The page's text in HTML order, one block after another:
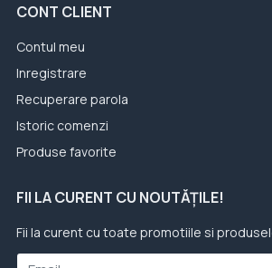
CONT CLIENT
Contul meu
Inregistrare
Recuperare parola
Istoric comenzi
Produse favorite
FII LA CURENT CU NOUTĂȚILE!
Fii la curent cu toate promotiile si